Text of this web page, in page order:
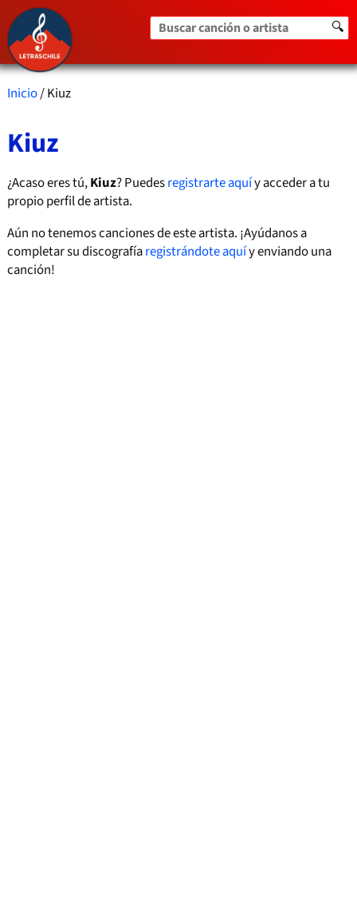
Buscar canción o artista 🔍
Inicio/ Kiuz
Kiuz
¿Acaso eres tú,Kiuz? Puedesregistrarte aquíy acceder a tu
propio perfil de artista.
Aún no tenemos canciones de este artista. ¡Ayúdanos a
completar su discografíaregistrándote aquíy enviando una
canción!